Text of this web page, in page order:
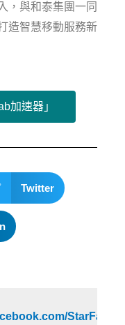
，與和泰集團一同
造智慧移動服務新
加速器」
Twitter
StarFabX